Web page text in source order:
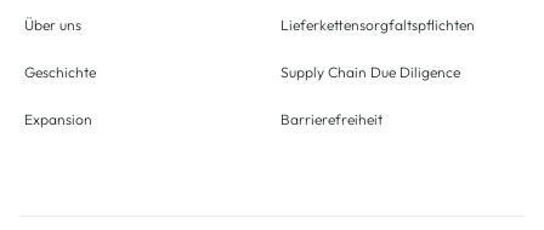
Über uns
Geschichte
Expansion
Lieferkettensorgfaltspflichten
Supply Chain Due Diligence
Barrierefreiheit